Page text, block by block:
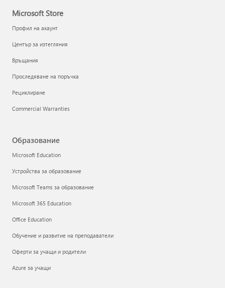
Microsoft Store
Профил на акаунт
Център за изтегляния
Връщания
Проследяване на поръчка
Рециклиране
Commercial Warranties
Образование
Microsoft Education
Устройства за образование
Microsoft Teams за образование
Microsoft 365 Education
Office Education
Обучение и развитие на преподаватели
Оферти за учащи и родители
Azure за учащи